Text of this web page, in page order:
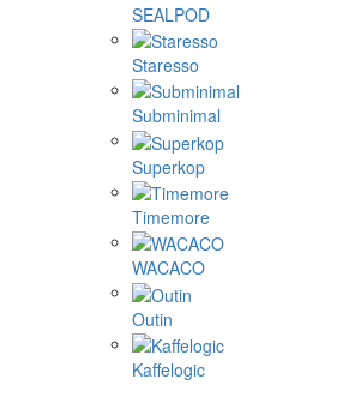
SEALPOD
Staresso
Subminimal
Superkop
Timemore
WACACO
Outin
Kaffelogic